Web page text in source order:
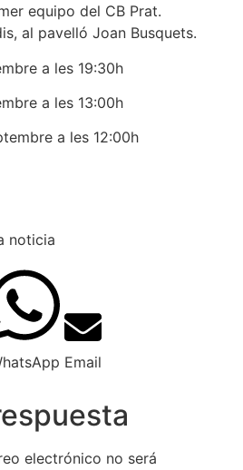
equipo del CB Prat.
al pavelló Joan Busquets.
a les 19:30h
a les 13:00h
a les 12:00h
noticia
Email
electrónico no será